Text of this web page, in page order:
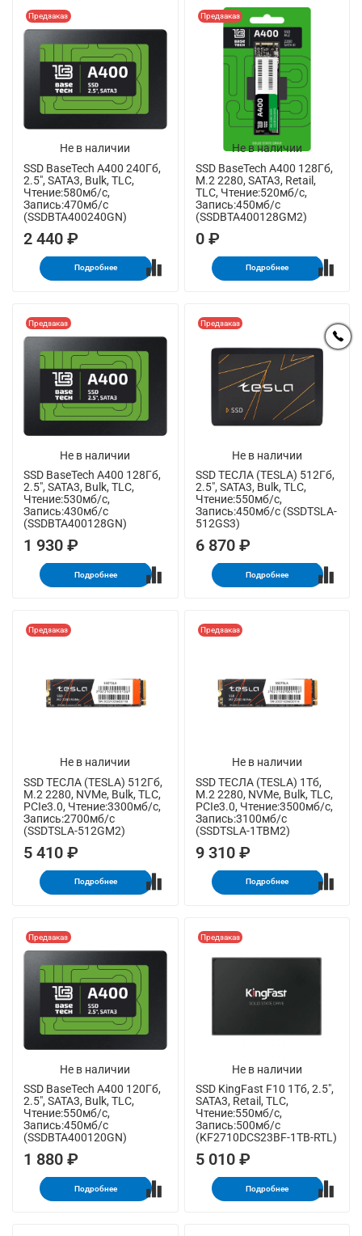
Не в наличии
Предзаказ
SSD BaseTech A400 240Гб,
2.5", SATA3, Bulk, TLC,
Чтение:580мб/с,
Запись:470мб/с
(SSDBTA400240GN)
2 440 ₽
Подробнее
Не в наличии
Предзаказ
SSD BaseTech A400 128Гб,
M.2 2280, SATA3, Retail,
TLC, Чтение:520мб/с,
Запись:450мб/с
(SSDBTA400128GM2)
0 ₽
Подробнее
Не в наличии
Предзаказ
SSD BaseTech A400 128Гб,
2.5", SATA3, Bulk, TLC,
Чтение:530мб/с,
Запись:430мб/с
(SSDBTA400128GN)
1 930 ₽
Подробнее
Не в наличии
Предзаказ
SSD ТЕСЛА (TESLA) 512Гб,
2.5", SATA3, Bulk, TLC,
Чтение:550мб/с,
Запись:450мб/с (SSDTSLA-
512GS3)
6 870 ₽
Подробнее
Не в наличии
Предзаказ
SSD ТЕСЛА (TESLA) 512Гб,
M.2 2280, NVMe, Bulk, TLC,
PCIe3.0, Чтение:3300мб/с,
Запись:2700мб/с
(SSDTSLA-512GM2)
5 410 ₽
Подробнее
Не в наличии
Предзаказ
SSD ТЕСЛА (TESLA) 1Тб,
M.2 2280, NVMe, Bulk, TLC,
PCIe3.0, Чтение:3500мб/с,
Запись:3100мб/с
(SSDTSLA-1TBM2)
9 310 ₽
Подробнее
Не в наличии
Предзаказ
SSD BaseTech A400 120Гб,
2.5", SATA3, Bulk, TLC,
Чтение:550мб/с,
Запись:450мб/с
(SSDBTA400120GN)
1 880 ₽
Подробнее
Не в наличии
Предзаказ
SSD KingFast F10 1Тб, 2.5",
SATA3, Retail, TLC,
Чтение:550мб/с,
Запись:500мб/с
(KF2710DCS23BF-1TB-RTL)
5 010 ₽
Подробнее